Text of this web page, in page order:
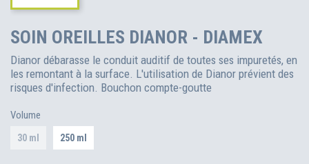
SOIN OREILLES DIANOR - DIAMEX
Dianor débarasse le conduit auditif de toutes ses impuretés, en
les remontant à la surface. L'utilisation de Dianor prévient des
risques d'infection. Bouchon compte-goutte
Volume
30 ml 250 ml